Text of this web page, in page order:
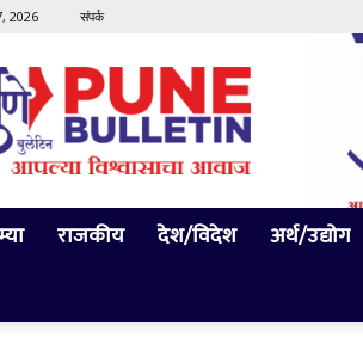
2026 संपर्क
राजकीय देश/विदेश अर्थ/उद्योग